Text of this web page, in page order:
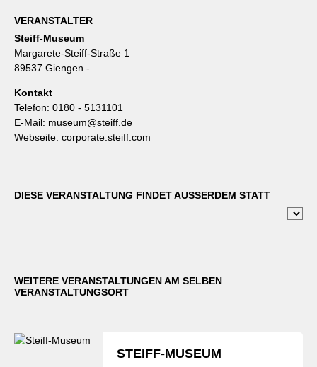
VERANSTALTER
Steiff-Museum
Margarete-Steiff-Straße 1
89537 Giengen -
Kontakt
Telefon: 0180 - 5131101
E-Mail: museum@steiff.de
Webseite: corporate.steiff.com
DIESE VERANSTALTUNG FINDET AUSSERDEM STATT
WEITERE VERANSTALTUNGEN AM SELBEN
VERANSTALTUNGSORT
STEIFF-MUSEUM